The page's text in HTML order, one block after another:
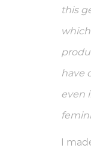
this
have
even
I